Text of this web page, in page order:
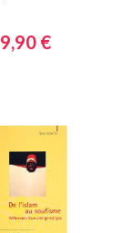
II
9,90 €